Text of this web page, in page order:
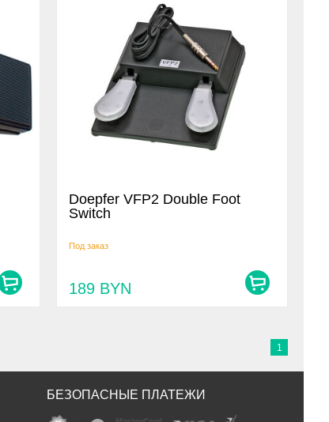
Doepfer VFP2 Double Foot
Switch
Под заказ
189 BYN
1
БЕЗОПАСНЫЕ ПЛАТЕЖИ